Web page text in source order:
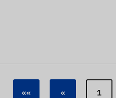
«« « 1